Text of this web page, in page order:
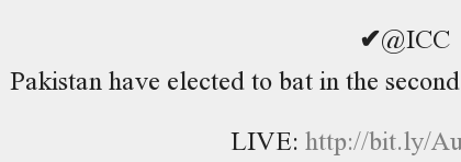
✔@ICC
Pakistan have elected to bat in the second
LIVE:http://bit.ly/